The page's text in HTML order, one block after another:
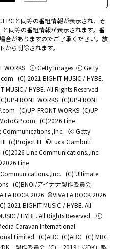
と同等の番組情報が表示され、そ
同等の番組情報が表示されます。番
合がありますのでご了承ください。放
ら削除されます。
WORKS ⓒ Getty Images ⓒ Getty
(C) 2021 BIGHIT MUSIC / HYBE.
MUSIC / HYBE. All Rights Reserved.
FRONT WORKS (C)UP-FRONT
(C)UP-FRONT WORKS (C)UP-
(C)2026 Line
Communications.,Inc. ⓒ Getty
(c)Project III ©Luca Gambuti
(C)2026 Line Communications.,Inc.
Line
(C) Ultimate
(C)BNOI/アイナナ製作委員会
LA ROCK 2026 ©️VIVA LA ROCK 2026
2021 BIGHIT MUSIC / HYBE. All
/ HYBE. All Rights Reserved. ⓒ
Caravan International
Limited (C)ABC (C)ABC (C) MBC
」製作委員会 (C)「2019 L♡DK」製